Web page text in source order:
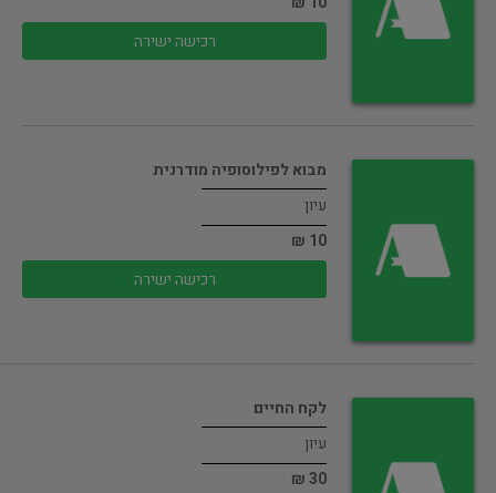
רכישה ישירה
מבוא לפילוסופיה מודרנית
עיון
10 ₪
רכישה ישירה
לקח החיים
עיון
30 ₪